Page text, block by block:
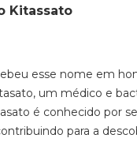
Kitassato
esse nome em
um médico e
é conhecido por
para a